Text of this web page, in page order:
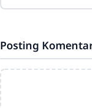
pembelajaran
Posting